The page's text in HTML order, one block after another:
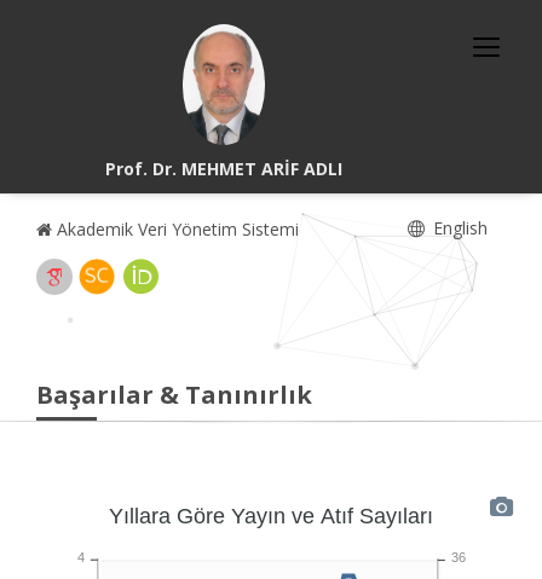
Prof. Dr. MEHMET ARİF ADLI
Akademik Veri Yönetim Sistemi English
Başarılar & Tanınırlık
Yıllara Göre Yayın ve Atıf Sayıları
36
4